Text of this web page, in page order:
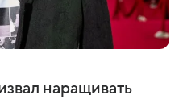
наращивать